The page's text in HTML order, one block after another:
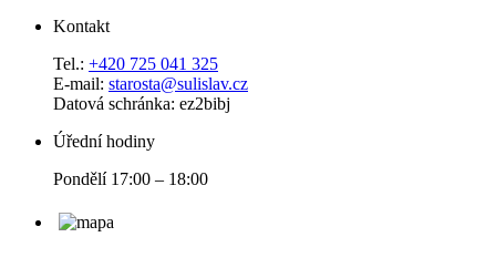
Kontakt
Tel.: +420 725 041 325
E-mail: starosta@sulislav.cz
Datová schránka: ez2bibj
Úřední hodiny
Pondělí 17:00 – 18:00